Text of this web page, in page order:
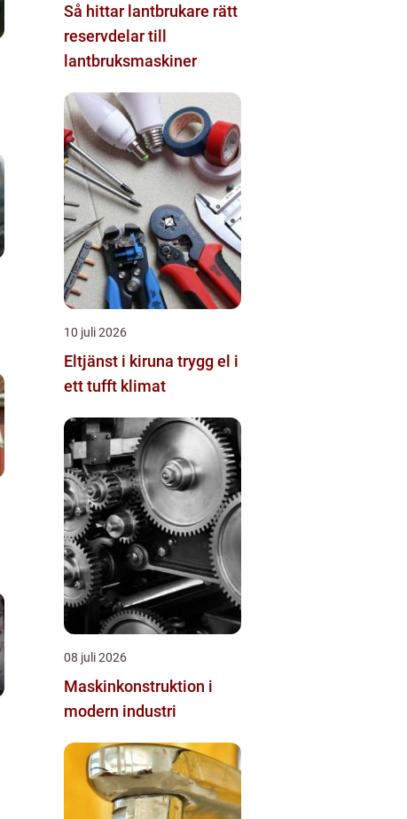
Så hittar lantbrukare rätt
reservdelar till
lantbruksmaskiner
10 juli 2026
Eltjänst i kiruna trygg el i
ett tufft klimat
08 juli 2026
Maskinkonstruktion i
modern industri